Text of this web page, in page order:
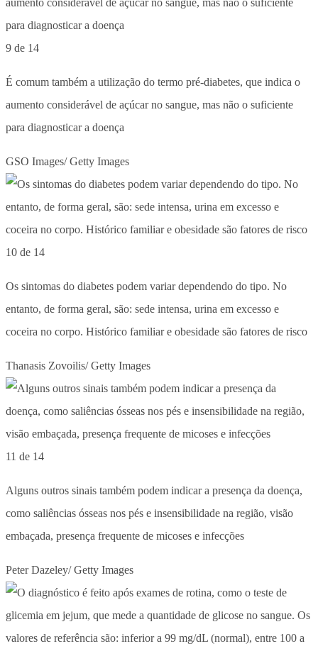
9 de 14
É comum também a utilização do termo pré-diabetes, que indica o
aumento considerável de açúcar no sangue, mas não o suficiente
para diagnosticar a doença
GSO Images/ Getty Images
10 de 14
Os sintomas do diabetes podem variar dependendo do tipo. No
entanto, de forma geral, são: sede intensa, urina em excesso e
coceira no corpo. Histórico familiar e obesidade são fatores de risco
Thanasis Zovoilis/ Getty Images
11 de 14
Alguns outros sinais também podem indicar a presença da doença,
como saliências ósseas nos pés e insensibilidade na região, visão
embaçada, presença frequente de micoses e infecções
Peter Dazeley/ Getty Images